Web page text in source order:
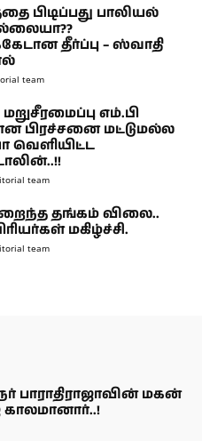
பிடிப்பது பாலியல்
தீர்ப்பு – ஸ்வாதி
team
எம்.பி
பிரச்சனை மட்டுமல்ல
வெளியிட்ட
team
தங்கம் விலை..
மகிழ்ச்சி.
team
பாராதிராஜாவின் மகன்